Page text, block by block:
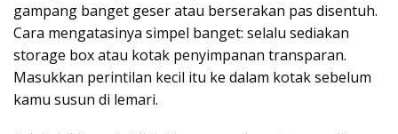
gampang banget geser atau berserakan pas disentuh.
Cara mengatasinya simpel banget: selalu sediakan
storage box atau kotak penyimpanan transparan.
Masukkan perintilan kecil itu ke dalam kotak sebelum
kamu susun di lemari.